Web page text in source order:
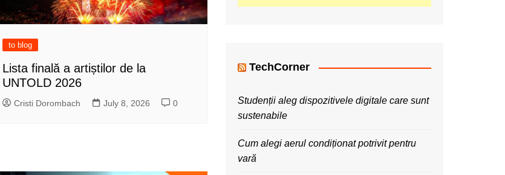
to blog
Lista finală a artiștilor de la
UNTOLD 2026
Cristi Dorombach July 8, 2026 0
TechCorner
Studenții aleg dispozitivele digitale care sunt
sustenabile
Cum alegi aerul condiționat potrivit pentru
vară